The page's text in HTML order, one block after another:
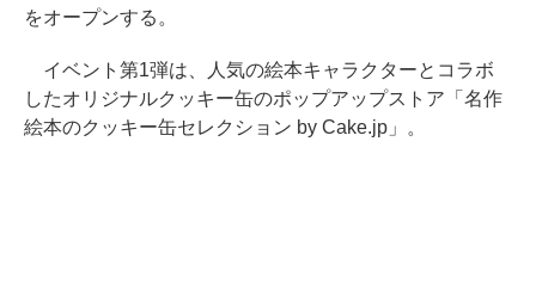
をオープンする。
イベント第1弾は、人気の絵本キャラクターとコラボ
したオリジナルクッキー缶のポップアップストア「名作
絵本のクッキー缶セレクション by Cake.jp」。